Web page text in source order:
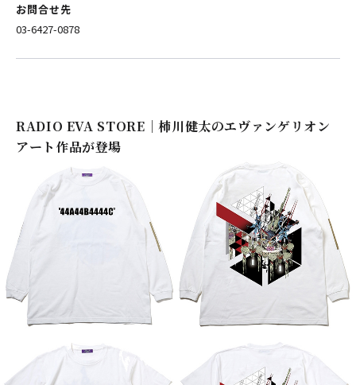
お問合せ先
03-6427-0878
RADIO EVA STORE｜柿川健太のエヴァンゲリオン
アート作品が登場